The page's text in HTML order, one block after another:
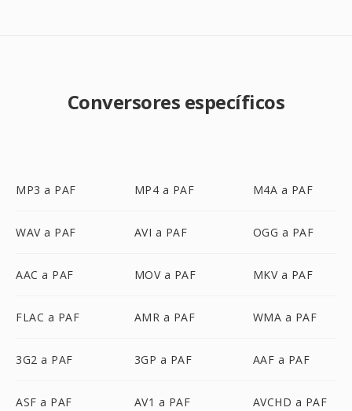
Conversores específicos
MP3 a PAF MP4 a PAF M4A a PAF
WAV a PAF AVI a PAF OGG a PAF
AAC a PAF MOV a PAF MKV a PAF
FLAC a PAF AMR a PAF WMA a PAF
3G2 a PAF 3GP a PAF AAF a PAF
ASF a PAF AV1 a PAF AVCHD a PAF